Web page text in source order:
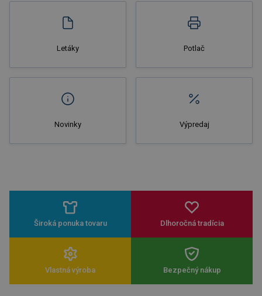
Letáky Potlač
Novinky Výpredaj
Široká ponuka tovaru Dlhoročná tradícia
Vlastná výroba Bezpečný nákup